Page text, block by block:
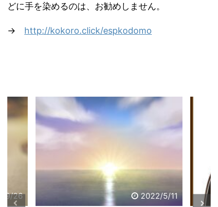
どに手を染めるのは、お勧めしません。
→ http://kokoro.click/espkodomo
9/26
2022/5/11